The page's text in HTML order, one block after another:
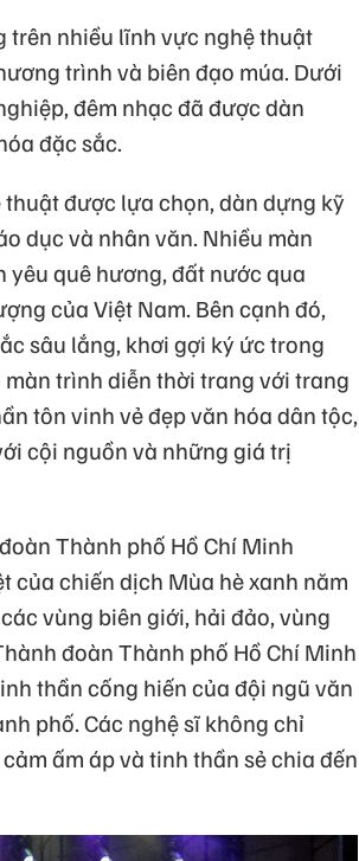
trên nhiều lĩnh vực nghệ thuật
trình và biên đạo múa. Dưới
đêm nhạc đã được dàn
đặc sắc.
được lựa chọn, dàn dựng kỹ
dục và nhân văn. Nhiều màn
quê hương, đất nước qua
của Việt Nam. Bên cạnh đó,
sâu lắng, khơi gợi ký ức trong
trình diễn thời trang với trang
tôn vinh vẻ đẹp văn hóa dân tộc,
cội nguồn và những giá trị
Thành phố Hồ Chí Minh
của chiến dịch Mùa hè xanh năm
vùng biên giới, hải đảo, vùng
đoàn Thành phố Hồ Chí Minh
thần cống hiến của đội ngũ văn
phố. Các nghệ sĩ không chỉ
ấm áp và tinh thần sẻ chia đến